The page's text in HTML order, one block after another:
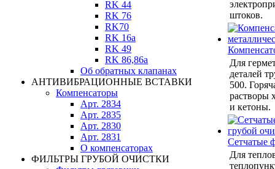
RK 44
RK 76
RK70
RK 16a
RK 49
RK 86,86a
Об обратных клапанах
АНТИВИБРАЦИОННЫЕ ВСТАВКИ
Компенсаторы
Арт. 2834
Арт. 2835
Арт. 2830
Арт. 2831
О компенсаторах
ФИЛЬТРЫ ГРУБОЙ ОЧИСТКИ
штоков.
Для
деталей
500.
растворы
и кетоны.
Сетчатые
Для